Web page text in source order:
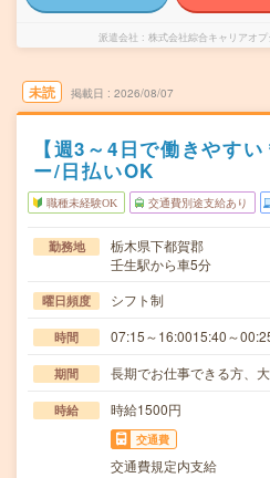
派遣会社 株式会社綜合キャリアオ
未読 掲載日 2026/08/07
【週3～4日で働きやす
ー/日払いOK
職種未経験OK 交通費別途支給あり
勤務地
栃木県下都賀郡
壬生駅から車5分
曜日頻度 シフト制
時間 07:15～16:0015:40～
期間 長期でお仕事できる方、大
時給 時給1500円
交通費
交通費規定内支給